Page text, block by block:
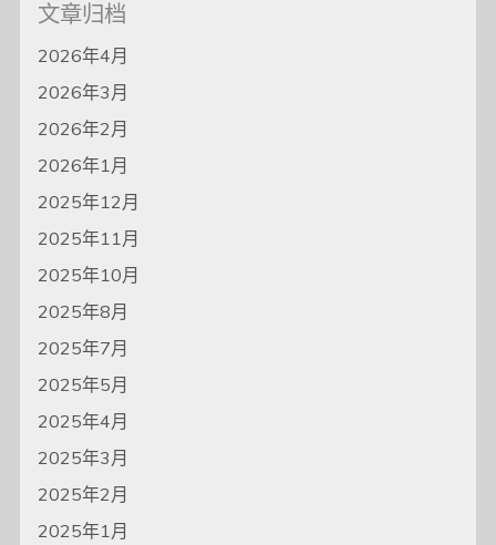
文章归档
2026年4月
2026年3月
2026年2月
2026年1月
2025年12月
2025年11月
2025年10月
2025年8月
2025年7月
2025年5月
2025年4月
2025年3月
2025年2月
2025年1月